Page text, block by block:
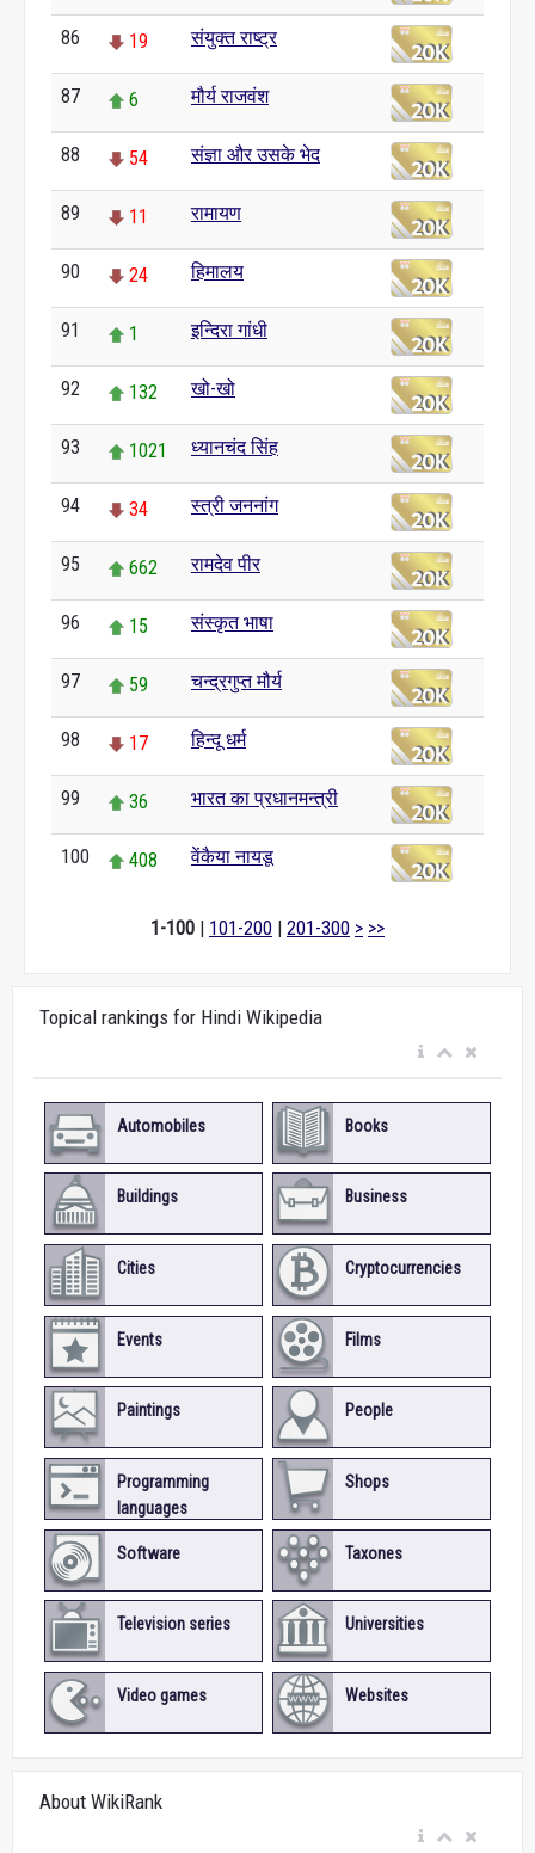
86 19 संयुक्त राष्ट्र
87 6 मौर्य राजवंश
88 54 संज्ञा और उसके भेद
89 11 रामायण
90 24 हिमालय
91 1 इन्दिरा गांधी
92 132 खो-खो
93 1021 ध्यानचंद सिंह
94 34 स्त्री जननांग
95 662 रामदेव पीर
96 15 संस्कृत भाषा
97 59 चन्द्रगुप्त मौर्य
98 17 हिन्दू धर्म
99 36 भारत का प्रधानमन्त्री
100 408 वेंकैया नायडू
1-100 | 101-200 | 201-300 > >>
Topical rankings for Hindi Wikipedia
Automobiles Books
Buildings Business
Cities Cryptocurrencies
Events Films
Paintings People
Programming
languages
Shops
Software Taxones
Television series Universities
Video games Websites
About WikiRank